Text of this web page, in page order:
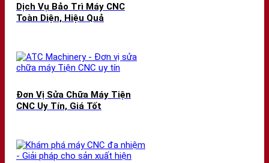
Dịch Vụ Bảo Trì Máy CNC
Toàn Diện, Hiệu Quả
Đơn Vị Sửa Chữa Máy Tiện
CNC Uy Tín, Giá Tốt